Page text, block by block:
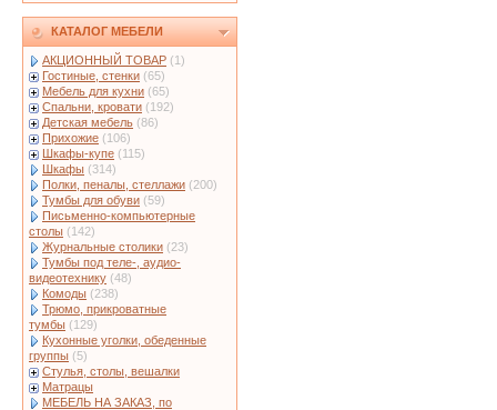
КАТАЛОГ МЕБЕЛИ
АКЦИОННЫЙ ТОВАР (1)
Гостиные, стенки (65)
Мебель для кухни (65)
Спальни, кровати (192)
Детская мебель (86)
Прихожие (106)
Шкафы-купе (115)
Шкафы (314)
Полки, пеналы, стеллажи (200)
Тумбы для обуви (59)
Письменно-компьютерные
столы (142)
Журнальные столики (23)
Тумбы под теле-, аудио-
видеотехнику (48)
Комоды (238)
Трюмо, прикроватные
тумбы (129)
Кухонные уголки, обеденные
группы (5)
Стулья, столы, вешалки
Матрацы
МЕБЕЛЬ НА ЗАКАЗ, по